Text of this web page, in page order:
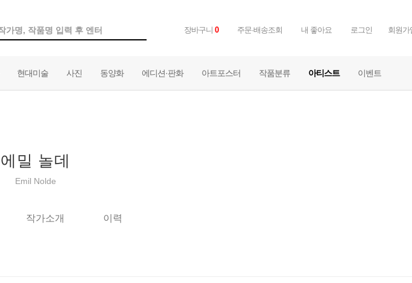
장바구니 0 주문·배송조회 내 좋아요 로그인 회원가
현대미술 사진 동양화 에디션·판화 아트포스터 작품분류 아티스트 이벤트
에밀 놀데
Emil Nolde
작가소개 이력